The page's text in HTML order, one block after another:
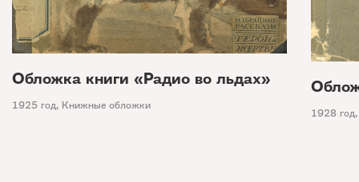
Обложка книги «Радио во льдах»
1925 год, Книжные обложки
1928 год